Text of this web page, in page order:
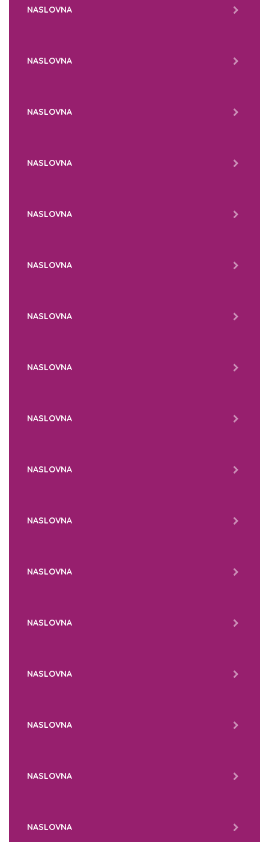
NASLOVNA
NASLOVNA
NASLOVNA
NASLOVNA
NASLOVNA
NASLOVNA
NASLOVNA
NASLOVNA
NASLOVNA
NASLOVNA
NASLOVNA
NASLOVNA
NASLOVNA
NASLOVNA
NASLOVNA
NASLOVNA
NASLOVNA